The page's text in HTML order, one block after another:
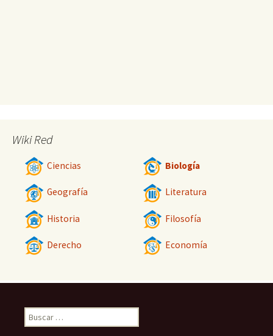
Wiki Red
Ciencias Biología
Geografía Literatura
Historia Filosofía
Derecho Economía
Buscar: